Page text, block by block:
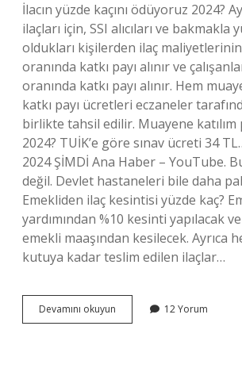
İlacın yüzde kaçını ödüyoruz 2024?
ilaçları için, SSI alıcıları ve bakmakla
oldukları kişilerden ilaç maliyetlerinin
oranında katkı payı alınır ve
oranında katkı payı alınır. Hem
katkı payı ücretleri eczaneler
birlikte tahsil edilir. Muayene katılım
2024? TUİK’e göre sınav ücreti 34
2024 ŞİMDİ Ana Haber – YouTube.
değil. Devlet hastaneleri bile daha
Emekliden ilaç kesintisi yüzde kaç?
yardımından %10 kesinti yapılacak ve
emekli maaşından kesilecek. Ayrıca
kutuya kadar teslim edilen ilaçlar…
Devamını okuyun
Ilaç
12 Yorum